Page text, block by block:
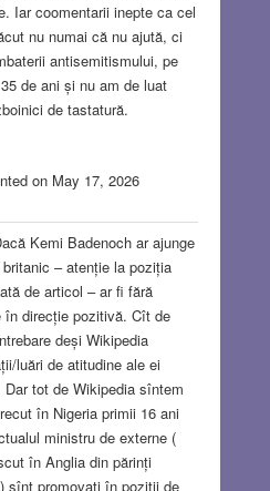
Iar coomentarii inepte ca cel
nu numai că nu ajută, ci
antisemitismului, pe
de ani și nu am de luat
de tastatură.
on May 17, 2026
Kemi Badenoch ar ajunge
– atenție la poziția
de articol – ar fi fără
în direcție pozitivă. Cît de
deși Wikipedia
luări de atitudine ale ei
tot de Wikipedia sîntem
în Nigeria primii 16 ani
ministru de externe (
în Anglia din părinți
sînt promovați în poziții de